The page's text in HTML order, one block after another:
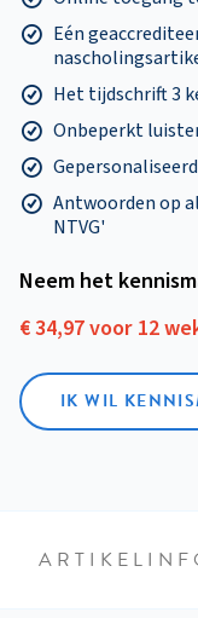
Eén
Het tijdschrift 3
Onbeperkt
Antwoorden op
NTVG'
Neem het
€ 34,97 voor 12
IK WIL